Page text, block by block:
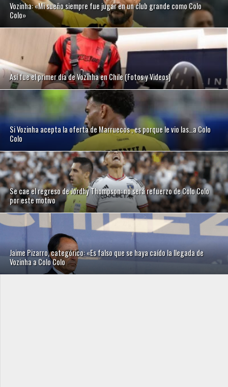
Vozinha: «Mi sueño siempre fue jugar en un club grande como Colo
Colo»
Así fue el primer día de Vozinha en Chile (Fotos y Videos)
Si Vozinha acepta la oferta de Marruecos , es porque le vio las…a Colo
Colo
Se cae el regreso de Jordhy Thompson: no será refuerzo de Colo Colo
por este motivo
Jaime Pizarro, categórico: «Es falso que se haya caído la llegada de
Vozinha a Colo Colo